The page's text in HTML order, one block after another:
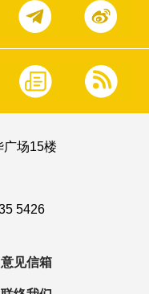
广场15楼
5426
意见信箱